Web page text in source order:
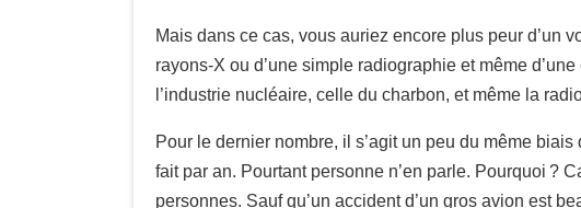
Mais dans ce cas, vous auriez encore plus peur d’un
rayons-X ou d’une simple radiographie et même
l’industrie nucléaire, celle du charbon, et même la
Pour le dernier nombre, il s’agit un peu du même
fait par an. Pourtant personne n’en parle. Pourquoi ?
personnes. Sauf qu’un accident d’un gros avion est